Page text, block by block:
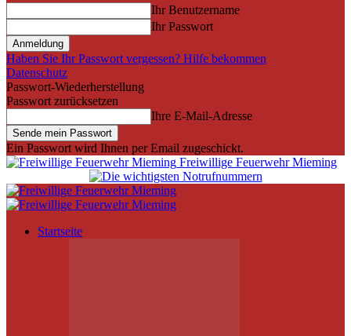
Ihr Benutzername
Ihr Passwort
Haben Sie Ihr Passwort vergessen? Hilfe bekommen
Datenschutz
Passwort-Wiederherstellung
Passwort zurücksetzen
Ihre E-Mail-Adresse
Ein Passwort wird Ihnen per Email zugeschickt.
Freiwillige Feuerwehr Mieming
Startseite